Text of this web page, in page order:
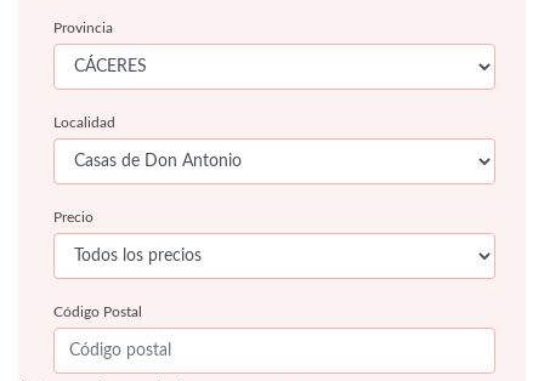
Provincia
Localidad
Precio
Código Postal